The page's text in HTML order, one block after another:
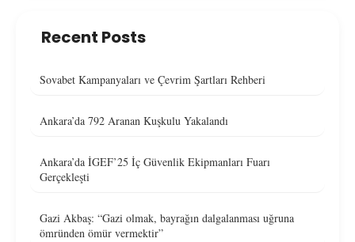
Recent Posts
Sovabet Kampanyaları ve Çevrim Şartları Rehberi
Ankara’da 792 Aranan Kuşkulu Yakalandı
Ankara’da İGEF’25 İç Güvenlik Ekipmanları Fuarı
Gerçekleşti
Gazi Akbaş: “Gazi olmak, bayrağın dalgalanması uğruna
ömründen ömür vermektir”